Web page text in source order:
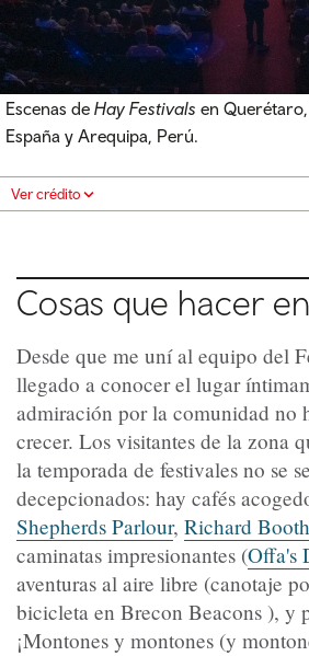
Escenas de Hay Festivals en Querétaro,
España y Arequipa, Perú.
Ver crédito
Cosas que hacer
Desde que me uní al equipo del
llegado a conocer el lugar
admiración por la comunidad no
crecer. Los visitantes de la zona
la temporada de festivales no se
decepcionados: hay cafés
Shepherds Parlour, Richard
caminatas impresionantes (Offa's
aventuras al aire libre (canotaje
bicicleta en Brecon Beacons ), y
¡Montones y montones (y